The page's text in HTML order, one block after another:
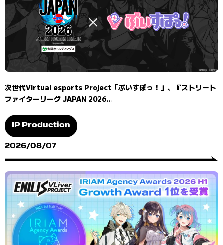
次世代Virtual esports Project「ぶいすぽっ！」、『ストリート
ファイターリーグ JAPAN 2026...
IP Production
2026/08/07